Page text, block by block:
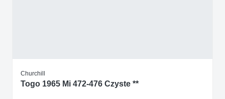
Churchill
Togo 1965 Mi 472-476 Czyste **